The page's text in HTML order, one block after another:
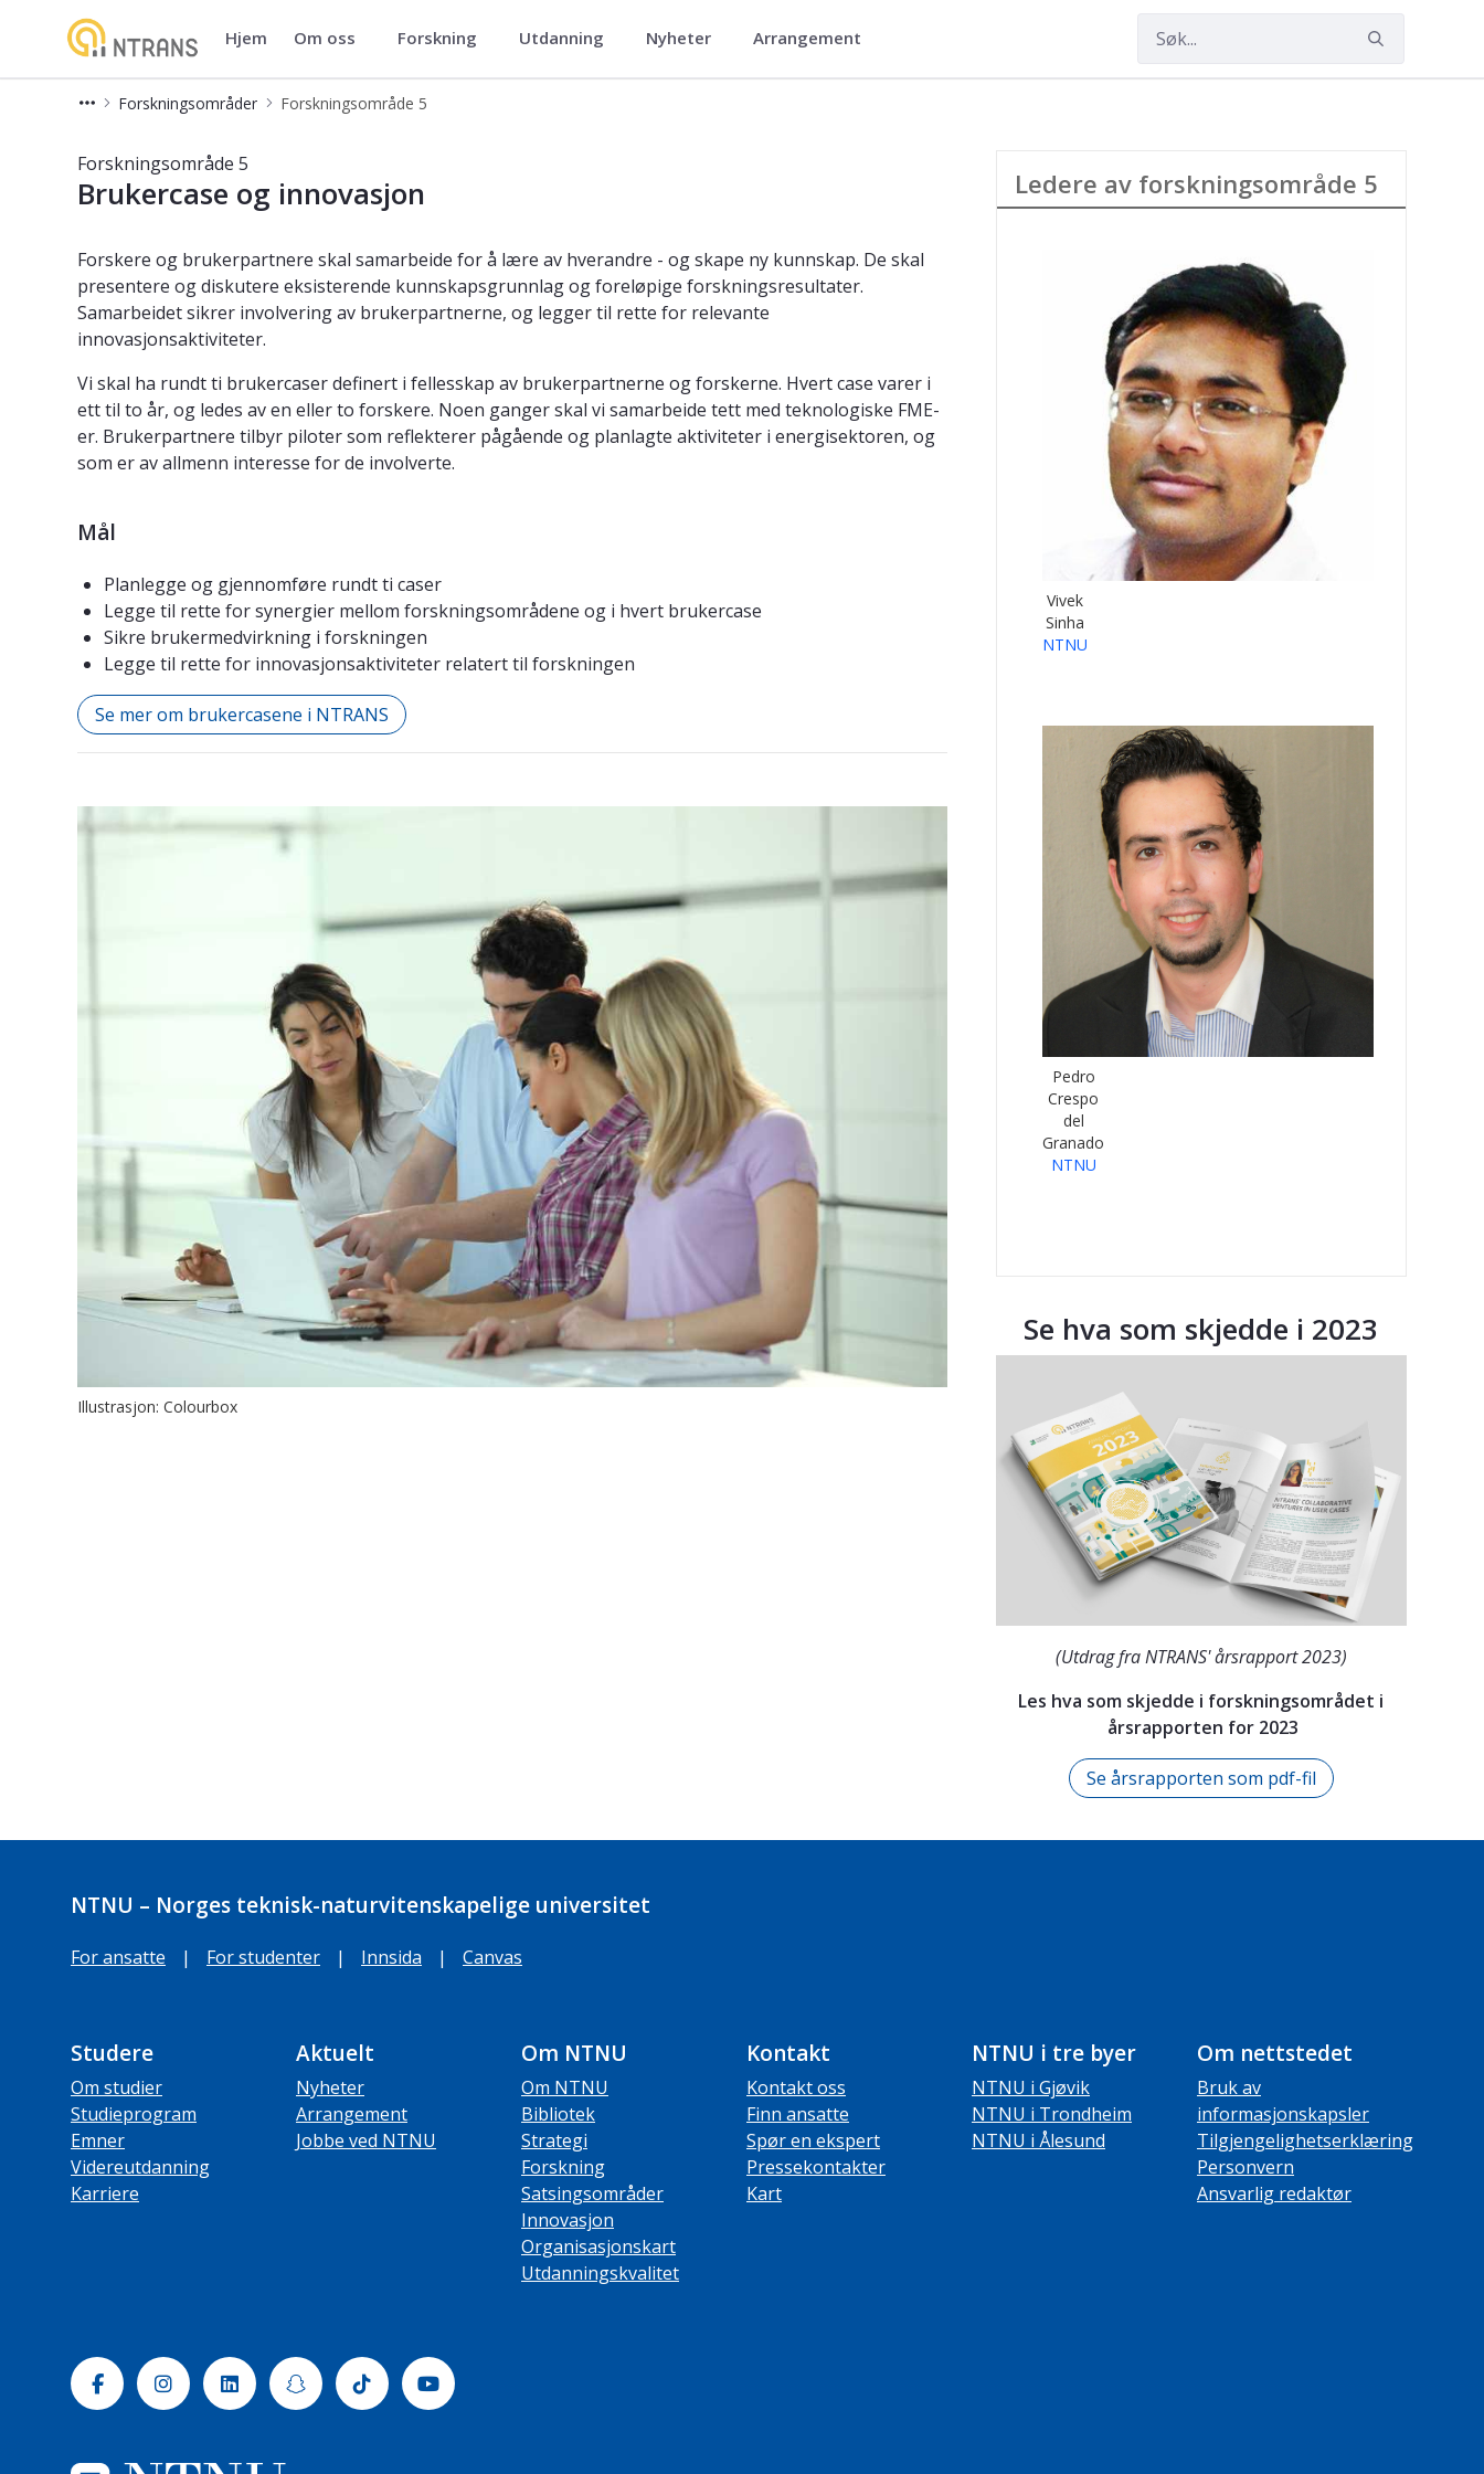
NTRANS - Norwegian Centre for Energy Transition Strategies
Hjem Om oss Forskning Utdanning Nyheter Arrangement
Forskningsområder Forskningsområde 5
Forskningsområde 5
Brukercase og innovasjon
Forskere og brukerpartnere skal samarbeide for å lære av hverandre - og skape ny kunnskap. De skal
presentere og diskutere eksisterende kunnskapsgrunnlag og foreløpige forskningsresultater.
Samarbeidet sikrer involvering av brukerpartnerne, og legger til rette for relevante
innovasjonsaktiviteter.
Vi skal ha rundt ti brukercaser definert i fellesskap av brukerpartnerne og forskerne. Hvert case varer i
ett til to år, og ledes av en eller to forskere. Noen ganger skal vi samarbeide tett med teknologiske FME-
er. Brukerpartnere tilbyr piloter som reflekterer pågående og planlagte aktiviteter i energisektoren, og
som er av allmenn interesse for de involverte.
Mål
Planlegge og gjennomføre rundt ti caser
Legge til rette for synergier mellom forskningsområdene og i hvert brukercase
Sikre brukermedvirkning i forskningen
Legge til rette for innovasjonsaktiviteter relatert til forskningen
Se mer om brukercasene i NTRANS
Illustrasjon: Colourbox
Ledere av forskningsområde 5
Vivek
Sinha
NTNU
Pedro
Crespo
del
Granado
NTNU
Se hva som skjedde i 2023
(Utdrag fra NTRANS' årsrapport 2023)
Les hva som skjedde i forskningsområdet i
årsrapporten for 2023
Se årsrapporten som pdf-fil
NTNU – Norges teknisk-naturvitenskapelige universitet
For ansatte | For studenter | Innsida | Canvas
Studere
Om studier
Studieprogram
Emner
Videreutdanning
Karriere
Aktuelt
Nyheter
Arrangement
Jobbe ved NTNU
Om NTNU
Om NTNU
Bibliotek
Strategi
Forskning
Satsingsområder
Innovasjon
Organisasjonskart
Utdanningskvalitet
Kontakt
Kontakt oss
Finn ansatte
Spør en ekspert
Pressekontakter
Kart
NTNU i tre byer
NTNU i Gjøvik
NTNU i Trondheim
NTNU i Ålesund
Om nettstedet
Bruk av
informasjonskapsler
Tilgjengelighetserklæring
Personvern
Ansvarlig redaktør
FacebookInstagramLinkedinSnapchatTiktok Youtube